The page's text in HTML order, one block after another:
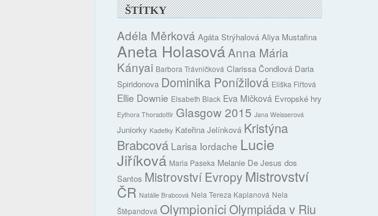
ŠTÍTKY
Adéla Měrková Agáta Strýhalová Aliya Mustafina
Aneta HolasováAnna Mária
Kányai Barbora Trávničková Clarissa Čondlová Daria
Spiridonova Dominika Ponížilová Eliška Fiřtová
Ellie Downie Elsabeth Black Eva Mičková Evropské hry
Eythora Thorsdottir Glasgow 2015 Jana Weisserová
Juniorky Kadetky Kateřina Jelínková Kristýna
Brabcová Larisa Iordache Lucie
Jiříková Maria Paseka Melanie De Jesus dos
Santos Mistrovství Evropy Mistrovství
ČR Natálie Brabcová Nela Tereza Kaplanová Nela
Štěpandová OlympioniciOlympiáda v Riu